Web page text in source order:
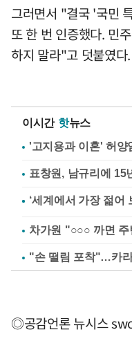
그러면서 "결국 '국민
또 한 번 인증했다. 민
하지 말라"고 덧붙였다.
이시간 핫뉴스
'고지용과 이혼' 허양
표창원, 남규리에
차가원 "○○○ 까면
"손 떨림 포착"…카
◎공감언론 뉴시스